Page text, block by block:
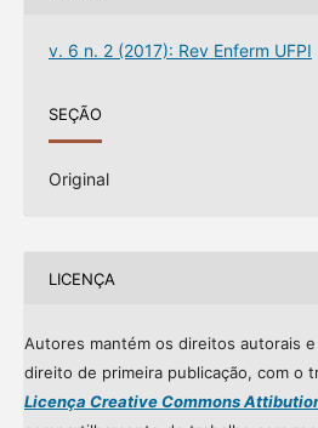
v. 6 n. 2 (2017): Rev Enferm UFPI
SEÇÃO
Original
LICENÇA
Autores mantém os direitos autorais e
direito de primeira publicação, com o
Licença Creative Commons